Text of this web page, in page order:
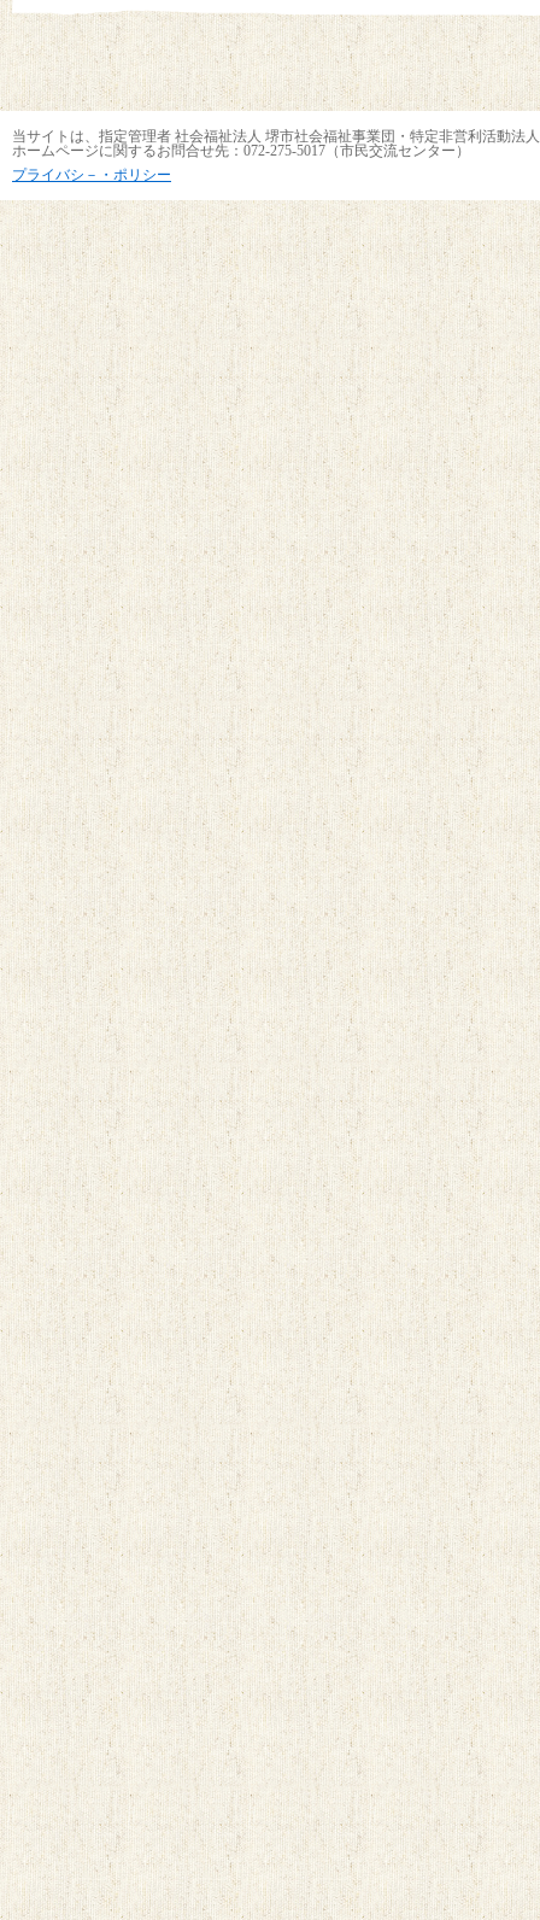
当サイトは、指定管理者 社会福祉法人 堺市社会福祉事業団・特定非営利活動
ホームページに関するお問合せ先：072-275-5017（市民交流センター）
プライバシ－・ポリシー